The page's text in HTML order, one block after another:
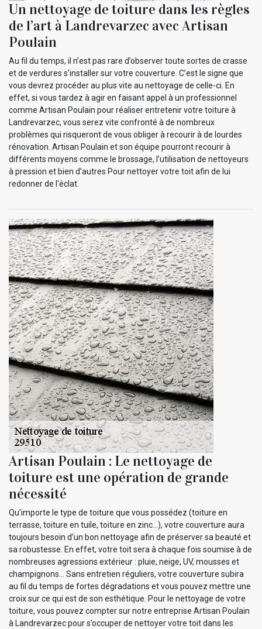
Un nettoyage de toiture dans les règles
de l’art à Landrevarzec avec Artisan
Poulain
Au fil du temps, il n’est pas rare d’observer toute sortes de crasse
et de verdures s’installer sur votre couverture. C’est le signe que
vous devrez procéder au plus vite au nettoyage de celle-ci. En
effet, si vous tardez à agir en faisant appel à un professionnel
comme Artisan Poulain pour réaliser entretenir votre toiture à
Landrevarzec, vous serez vite confronté à de nombreux
problèmes qui risqueront de vous obliger à recourir à de lourdes
rénovation. Artisan Poulain et son équipe pourront recourir à
différents moyens comme le brossage, l’utilisation de nettoyeurs
à pression et bien d’autres Pour nettoyer votre toit afin de lui
redonner de l’éclat.
Artisan Poulain : Le nettoyage de
toiture est une opération de grande
nécessité
Qu’importe le type de toiture que vous possédez (toiture en
terrasse, toiture en tuile, toiture en zinc…), votre couverture aura
toujours besoin d’un bon nettoyage afin de préserver sa beauté et
sa robustesse. En effet, votre toit sera à chaque fois soumise à de
nombreuses agressions extérieur : pluie, neige, UV, mousses et
champignons… Sans entretien réguliers, votre couverture subira
au fil du temps de fortes dégradations et vous pouvez mettre une
croix sur ce qui est de son esthétique. Pour le nettoyage de votre
toiture, vous pouvez compter sur notre entreprise Artisan Poulain
à Landrevarzec pour s’occuper de nettoyer votre toit dans les